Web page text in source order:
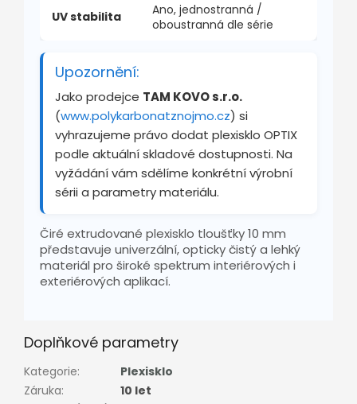
UV stabilita
Ano, jednostranná /
oboustranná dle série
Upozornění:
Jako prodejce TAM KOVO s.r.o.
(www.polykarbonatznojmo.cz) si
vyhrazujeme právo dodat plexisklo OPTIX
podle aktuální skladové dostupnosti. Na
vyžádání vám sdělíme konkrétní výrobní
sérii a parametry materiálu.
Čiré extrudované plexisklo tloušťky 10 mm
představuje univerzální, opticky čistý a lehký
materiál pro široké spektrum interiérových i
exteriérových aplikací.
Doplňkové parametry
Kategorie:
Plexisklo
Záruka:
10 let